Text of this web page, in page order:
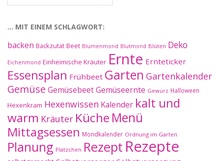
im
… MIT EINEM SCHLAGWORT:
backen Backzutat Beet Blumenmond Blutmond Blüten Deko
Eichenmond Einheimische Kräuter Ernte Ernteticker
Essensplan Frühbeet Garten Gartenkalender
Gemüse GemüsebeetGemüseernte Gewürz Halloween
Hexenkram Hexenwissen Kalender kalt und
warm Kräuter Küche Menü
Mittagsessen Mondkalender Ordnung im Garten
Planung Plätzchen Rezept Rezepte